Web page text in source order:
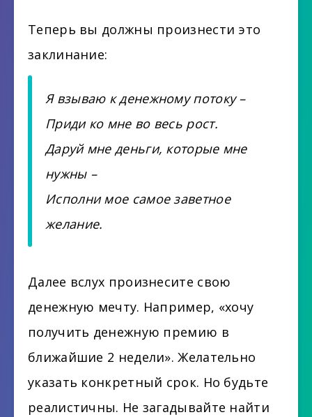
Теперь вы должны произнести это
заклинание:
Я взываю к денежному потоку –
Приди ко мне во весь рост.
Даруй мне деньги, которые мне
нужны –
Исполни мое самое заветное
желание.
Далее вслух произнесите свою
денежную мечту. Например, «хочу
получить денежную премию в
ближайшие 2 недели». Желательно
указать конкретный срок. Но будьте
реалистичны. Не загадывайте найти